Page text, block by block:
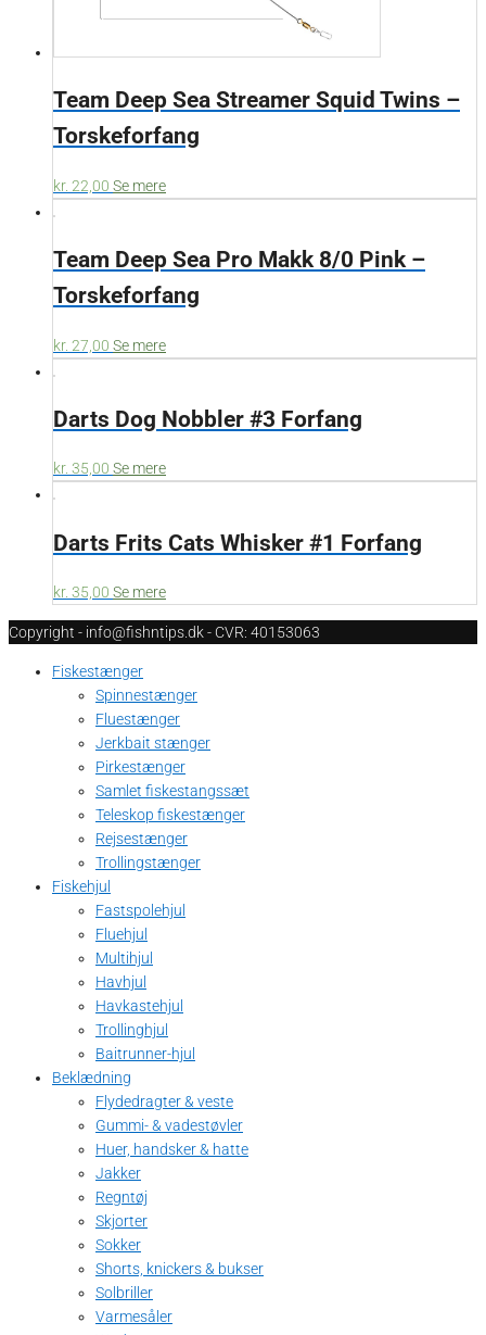
Team Deep Sea Streamer Squid Twins –
Torskeforfang
kr. 22,00 Se mere
Team Deep Sea Pro Makk 8/0 Pink –
Torskeforfang
kr. 27,00 Se mere
Darts Dog Nobbler #3 Forfang
kr. 35,00 Se mere
Darts Frits Cats Whisker #1 Forfang
kr. 35,00 Se mere
Copyright - info@fishntips.dk - CVR: 40153063
Fiskestænger
Spinnestænger
Fluestænger
Jerkbait stænger
Pirkestænger
Samlet fiskestangssæt
Teleskop fiskestænger
Rejsestænger
Trollingstænger
Fiskehjul
Fastspolehjul
Fluehjul
Multihjul
Havhjul
Havkastehjul
Trollinghjul
Baitrunner-hjul
Beklædning
Flydedragter & veste
Gummi- & vadestøvler
Huer, handsker & hatte
Jakker
Regntøj
Skjorter
Sokker
Shorts, knickers & bukser
Solbriller
Varmesåler